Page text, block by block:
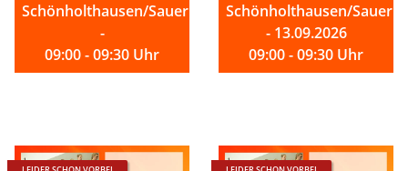
Schönholthausen/Sauerland
-
09:00 - 09:30 Uhr
Schönholthausen/
- 13.09.2026
09:00 - 09:30 Uhr